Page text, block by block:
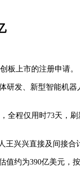
板上市的注册申请。
发、新型智能机
全程仅用时73天
兴兴直接及间接合
约为390亿美元，